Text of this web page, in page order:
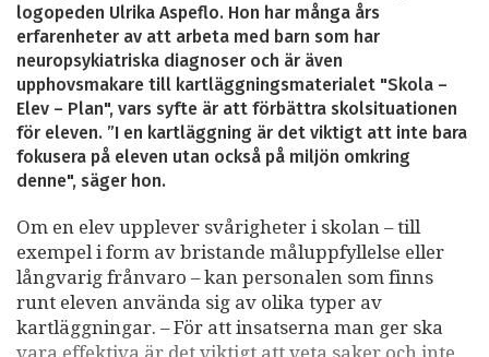
logopeden Ulrika Aspeflo. Hon har många års
erfarenheter av att arbeta med barn som har
neuropsykiatriska diagnoser och är även
upphovsmakare till kartläggningsmaterialet "Skola –
Elev – Plan", vars syfte är att förbättra skolsituationen
för eleven. ”I en kartläggning är det viktigt att inte bara
fokusera på eleven utan också på miljön omkring
denne", säger hon.
Om en elev upplever svårigheter i skolan – till
exempel i form av bristande måluppfyllelse eller
långvarig frånvaro – kan personalen som finns
runt eleven använda sig av olika typer av
kartläggningar. – För att insatserna man ger ska
vara effektiva är det viktigt att veta saker och inte